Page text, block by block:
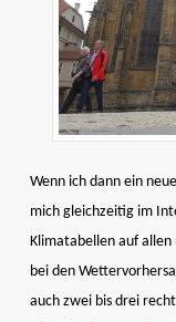
Wenn ich dann ein
mich gleichzeitig im
Klimatabellen auf
bei den
auch zwei bis drei